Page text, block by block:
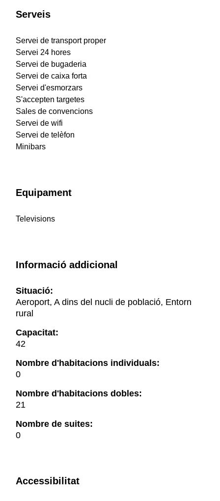
Serveis
Servei de transport proper
Servei 24 hores
Servei de bugaderia
Servei de caixa forta
Servei d'esmorzars
S'accepten targetes
Sales de convencions
Servei de wifi
Servei de telèfon
Minibars
Equipament
Televisions
Informació addicional
Situació:
Aeroport, A dins del nucli de població, Entorn
rural
Capacitat:
42
Nombre d'habitacions individuals:
0
Nombre d'habitacions dobles:
21
Nombre de suites:
0
Accessibilitat